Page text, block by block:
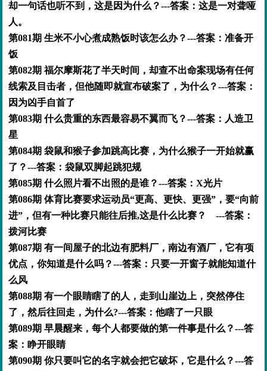
却一句话也听不到，这是因为什么？---答案：这是一对聋哑
人。
第081期 生米不小心煮成熟饭时该怎么办？---答案：准备开
饭
第082期 福尔摩斯花了半天时间，却查不出命案现场有任何
线索及目击者，但他随即就宣布破案了，为什么？---答案：
因为凶手自首了
第083期 什么贵重的东西最容易不翼而飞？---答案：人造卫
星
第084期 袋鼠和猴子参加跳高比赛，为什么猴子一开始就赢
了？---答案：袋鼠双脚起跳犯规
第085期 什么照片看不出照的是谁？---答案：X光片
第086期 体育比赛要求运动员“更高、更快、更强”，要“向前
进”，但有一种比赛只能往后推,这是什么比赛？ ---答案：
拨河比赛
第087期 有一间屋子的北边有肥料厂，南边有酒厂，它有项
优点，你知道是什么吗？---答案：只要一开窗子就能知道什
么风
第088期 有一个眼睛瞎了的人，走到山崖边上，突然停住
了，然后往回走，为什么?---答案：他瞎了一只眼
第089期 早晨醒来，每个人都要做的第一件事是什么？---答
案：睁开眼睛
第090期 你只要叫它的名字就会把它破坏，它是什么？---答